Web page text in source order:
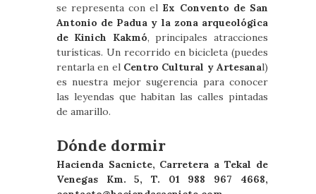
se representa con el Ex Convento de San
Antonio de Padua y la zona arqueológica
de Kinich Kakmó, principales atracciones
turísticas. Un recorrido en bicicleta (puedes
rentarla en el Centro Cultural y Artesanal)
es nuestra mejor sugerencia para conocer
las leyendas que habitan las calles pintadas
de amarillo.
Dónde dormir
Hacienda Sacnicte, Carretera a Tekal de
Venegas Km. 5, T. 01 988 967 4668,